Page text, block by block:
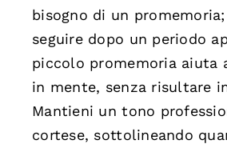
bisogno di un
seguire dopo un periodo
piccolo promemoria aiuta
in mente, senza risultare
Mantieni un tono
cortese, sottolineando